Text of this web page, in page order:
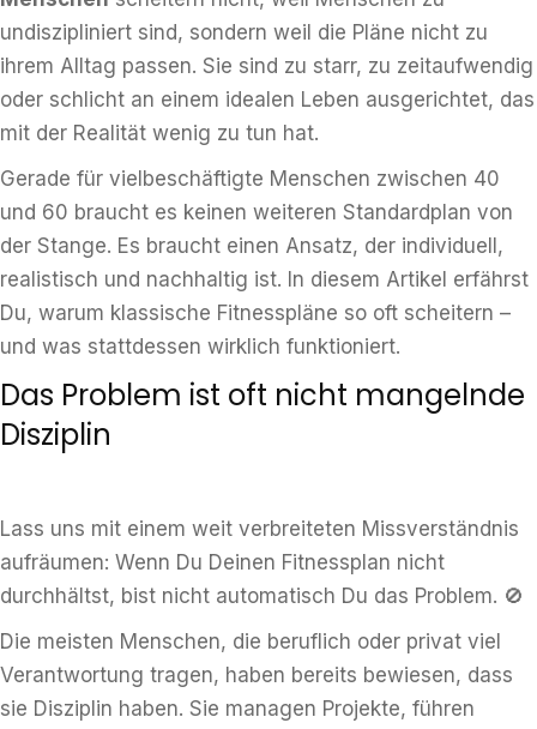
undiszipliniert sind, sondern weil die Pläne nicht zu
ihrem Alltag passen. Sie sind zu starr, zu zeitaufwendig
oder schlicht an einem idealen Leben ausgerichtet, das
mit der Realität wenig zu tun hat.
Gerade für vielbeschäftigte Menschen zwischen 40
und 60 braucht es keinen weiteren Standardplan von
der Stange. Es braucht einen Ansatz, der individuell,
realistisch und nachhaltig ist. In diesem Artikel erfährst
Du, warum klassische Fitnesspläne so oft scheitern –
und was stattdessen wirklich funktioniert.
Das Problem ist oft nicht mangelnde
Disziplin
Lass uns mit einem weit verbreiteten Missverständnis
aufräumen: Wenn Du Deinen Fitnessplan nicht
durchhältst, bist nicht automatisch Du das Problem. 🚫
Die meisten Menschen, die beruflich oder privat viel
Verantwortung tragen, haben bereits bewiesen, dass
sie Disziplin haben. Sie managen Projekte, führen